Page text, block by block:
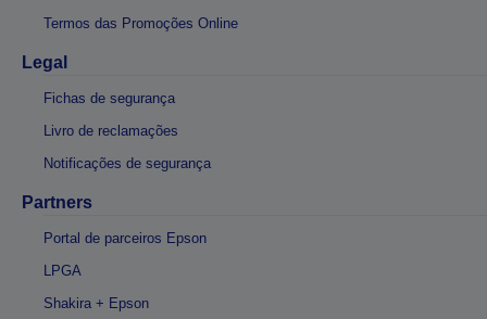
Termos das Promoções Online
Legal
Fichas de segurança
Livro de reclamações
Notificações de segurança
Partners
Portal de parceiros Epson
LPGA
Shakira + Epson